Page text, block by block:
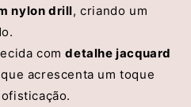
nylon drill, criando um
comdetalhe jacquard
acrescenta um toque